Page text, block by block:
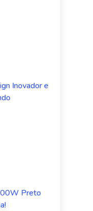
Inovador e
Preto